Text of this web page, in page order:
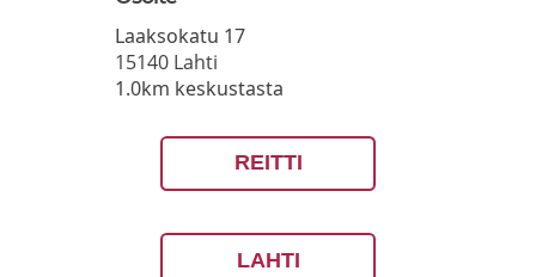
Laaksokatu 17
15140 Lahti
1.0km keskustasta
REITTI
LAHTI